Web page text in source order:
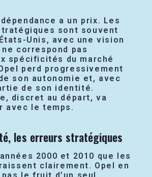
a un prix. Les
sont souvent
Unis, avec une vision
correspond pas
spécificités du marché
perd progressivement
son autonomie et, avec
de son identité.
discret au départ, va
avec le temps.
les erreurs stratégiques
2000 et 2010 que les
clairement. Opel en